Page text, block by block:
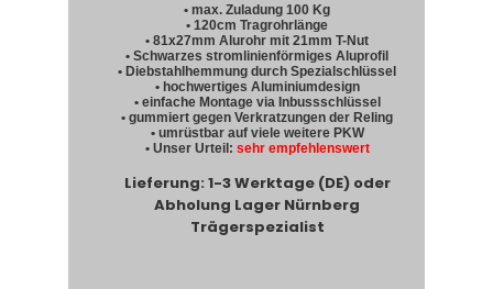
• max. Zuladung 100 Kg
• 120cm Tragrohrlänge
• 81x27mm Alurohr mit 21mm T-Nut
• Schwarzes stromlinienförmiges Aluprofil
• Diebstahlhemmung durch Spezialschlüssel
• hochwertiges Aluminiumdesign
• einfache Montage via Inbussschlüssel
• gummiert gegen Verkratzungen der Reling
• umrüstbar auf viele weitere PKW
• Unser Urteil: sehr empfehlenswert
Lieferung: 1-3 Werktage (DE) oder
Abholung Lager Nürnberg
Trägerspezialist